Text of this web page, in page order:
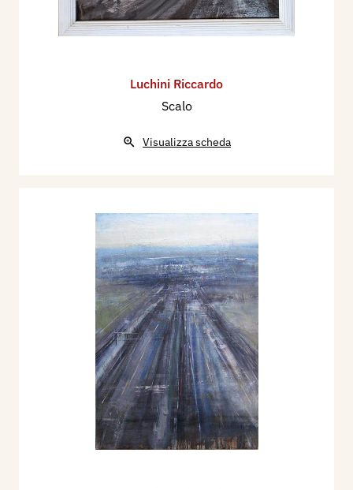
Luchini Riccardo
Scalo
Visualizza scheda